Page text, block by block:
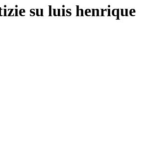
su luis henrique